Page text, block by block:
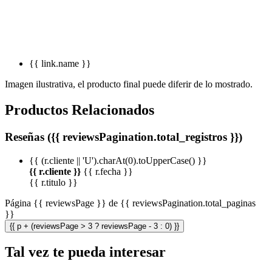
{{ link.name }}
Imagen ilustrativa, el producto final puede diferir de lo mostrado.
Productos Relacionados
Reseñas ({{ reviewsPagination.total_registros }})
{{ (r.cliente || 'U').charAt(0).toUpperCase() }}
{{ r.cliente }} {{ r.fecha }}
{{ r.titulo }}
Página {{ reviewsPage }} de {{ reviewsPagination.total_paginas
}}
{{ p + (reviewsPage > 3 ? reviewsPage - 3 : 0) }}
Tal vez te pueda interesar